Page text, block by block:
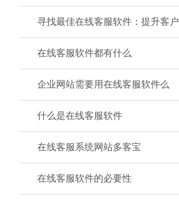
寻找最佳在线客服软件：提升客户
在线客服软件都有什么
企业网站需要用在线客服软件么
什么是在线客服软件
在线客服系统网站多客宝
在线客服软件的必要性